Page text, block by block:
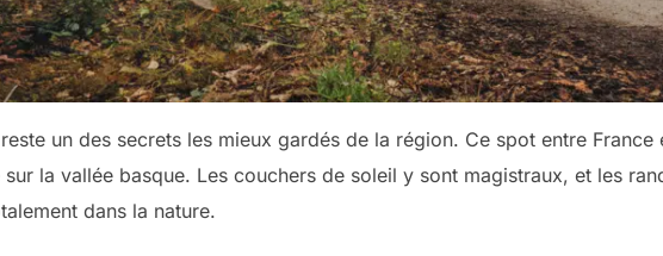
reste un des secrets les mieux gardés de la région. Ce spot entre
la vallée basque. Les couchers de soleil y sont magistraux, et les
dans la nature.